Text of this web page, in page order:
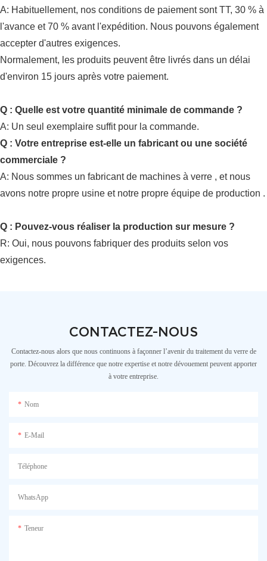
A: Habituellement, nos conditions de paiement sont TT, 30 % à
l'avance et 70 % avant l'expédition. Nous pouvons également
accepter d'autres exigences.
Normalement, les produits peuvent être livrés dans un délai
d'environ 15 jours après votre paiement.
Q : Quelle est votre quantité minimale de commande ?
A: Un seul exemplaire suffit pour la commande.
Q : Votre entreprise est-elle un fabricant ou une société
commerciale ?
A: Nous sommes un fabricant de machines à verre , et nous
avons notre propre usine et notre propre équipe de production .
Q : Pouvez-vous réaliser la production sur mesure ?
R: Oui, nous pouvons fabriquer des produits selon vos
exigences.
CONTACTEZ-NOUS
Contactez-nous alors que nous continuons à façonner l’avenir du traitement du verre de
porte. Découvrez la différence que notre expertise et notre dévouement peuvent apporter
à votre entreprise.
Nom
E-Mail
Téléphone
WhatsApp
Teneur